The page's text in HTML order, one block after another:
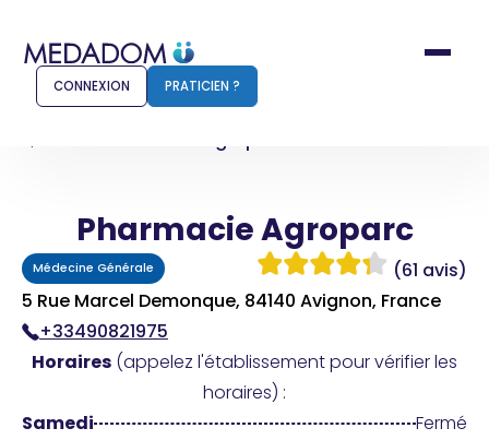
Comment ça marche ?
Pour les patients
Pharmacien
Connexion
CONNEXION PRATICIEN ?
Pharmacie Agroparc
Pharmacie Agroparc
Médecine Générale
(61 avis)
5 Rue Marcel Demonque, 84140 Avignon, France
+33490821975
Horaires (appelez l'établissement pour vérifier les
horaires) :
Samedi
Fermé